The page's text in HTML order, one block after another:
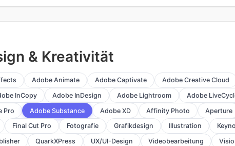
& Kreativität
Adobe Animate Adobe Captivate Adobe Creative Cloud
InCopy Adobe InDesign Adobe Lightroom Adobe
Pro Adobe Substance Adobe XD Affinity Photo Aperture
Final Cut Pro Fotografie Grafikdesign Illustration
QuarkXPress UX/UI-Design Videobearbeitung Visio